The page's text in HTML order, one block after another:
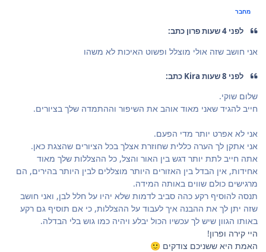
מחבר
לפני 4 שעות פרון כתב:
אני חושב שזה אולי מוצלל ופשוט האיכות לא משהו
לפני 8 שעות Kira כתב:
שלום שוקי.
חייב להגיד שאני מאוד אוהב את השיפור וההתמדה שלך בציורים.
אני לא אפרט יותר מדי הפעם.
אני אתקן לך הערה כללית שחוזרת אצלך בכל הציורים שהצגת כאן.
אתה חייב לתת יותר דגש בין האור והצל, כל ההצללות שלך מאוד
אחידות, אין הבדל בין האזורים היותר מוצללים לבין היותר בהירים, הם
מרגישים כולם שווים באותה המידה.
תנסה להוסיף רקע כהה סביב לדמות שלא יהיו על חלל לבן, ואני חושב
שזה יתן לך את ההבנה איך לעבוד על ההצללות, כי אם תוסיף גם רקע
באותו הגוון שיש לך עכשיו הכול יבלע ויהיה כמו גוש בלי הבדלה.
היי קירה ופרון!
האמת היא ששניכם צודקים 🙂